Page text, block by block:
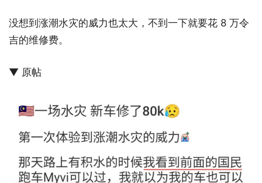
没想到涨潮水灾的威力也太大，不到一下就要花 8 万令
吉的维修费。
▼ 原帖